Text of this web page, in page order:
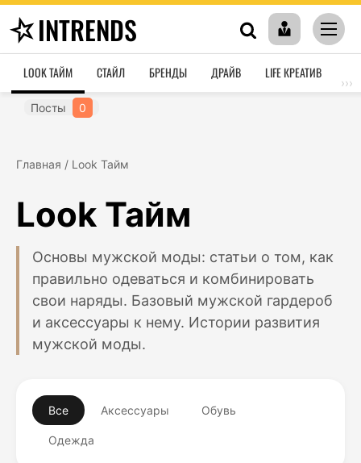
INTRENDS
LOOK ТАЙМ СТАЙЛ БРЕНДЫ ДРАЙВ LIFE КРЕАТИВ
›››
Посты
0
Главная / Look Тайм
Look Тайм
Основы мужской моды: статьи о том, как
правильно одеваться и комбинировать
свои наряды. Базовый мужской гардероб
и аксессуары к нему. Истории развития
мужской моды.
Все Аксессуары Обувь
Одежда